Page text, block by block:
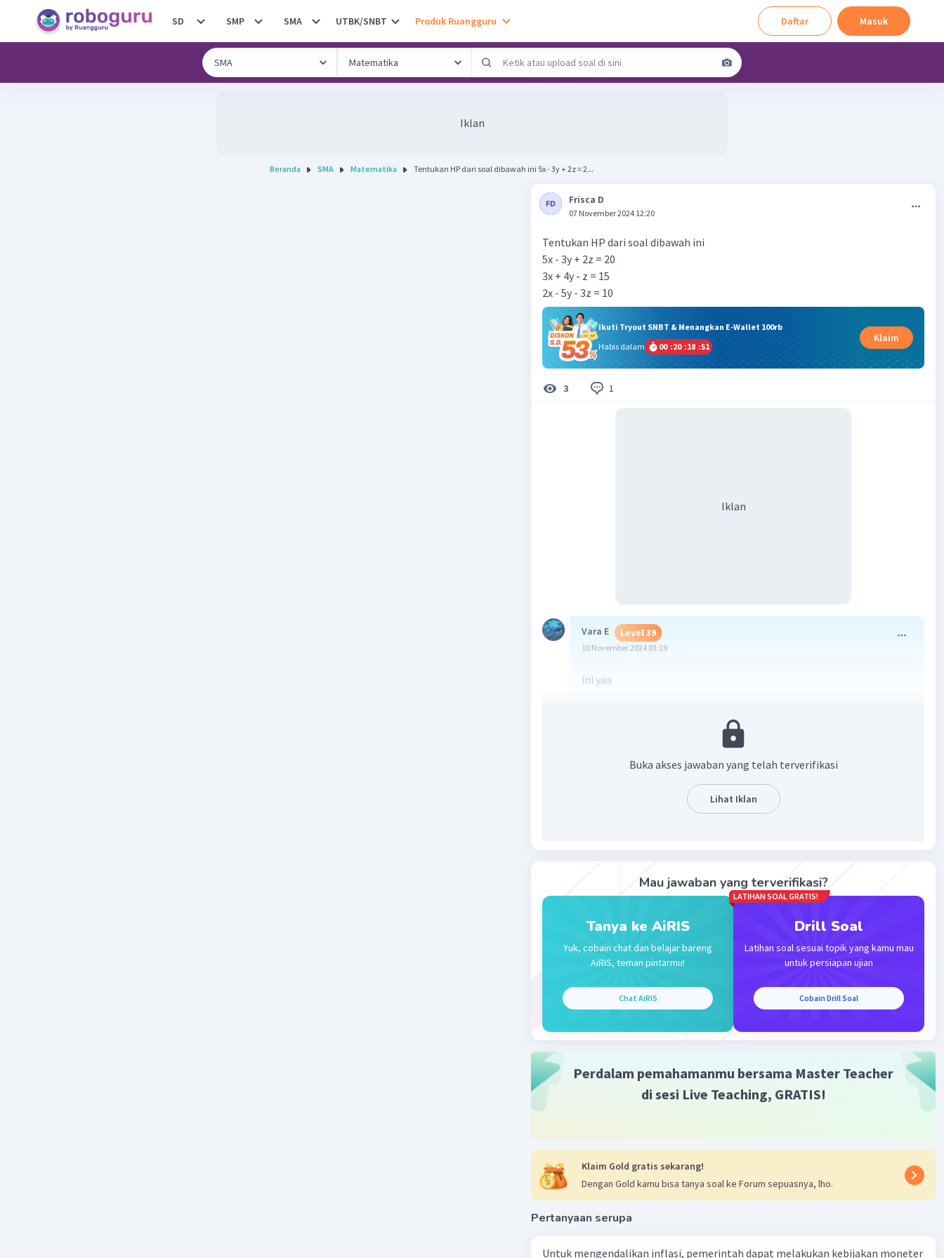
SD SMP SMA UTBK/SNBT Produk Ruangguru Daftar Masuk
Iklan
Beranda SMA Matematika Tentukan HP dari soal dibawah ini 5x - 3y + 2z = 2...
Frisca D
07 November 2024 12:20
Tentukan HP dari soal dibawah ini
5x - 3y + 2z = 20
3x + 4y - z = 15
2x - 5y - 3z = 10
Ikuti Tryout SNBT & Menangkan E-Wallet 100rb
Habis dalam
00 :20 :18 :51
Klaim
3 1
Iklan
Vara E Level 39
10 November 2024 03:19
ini yaa
Iklan
Buka akses jawaban yang telah terverifikasi
Lihat Iklan
Mau jawaban yang terverifikasi?
Tanya ke AiRIS
Yuk, cobain chat dan belajar bareng
AiRIS, teman pintarmu!
Chat AiRIS
LATIHAN SOAL GRATIS!
Drill Soal
Latihan soal sesuai topik yang kamu mau
untuk persiapan ujian
Cobain Drill Soal
Perdalam pemahamanmu bersama Master Teacher
di sesi Live Teaching, GRATIS!
Klaim Gold gratis sekarang!
Dengan Gold kamu bisa tanya soal ke Forum sepuasnya, lho.
Pertanyaan serupa
Untuk mengendalikan inflasi, pemerintah dapat melakukan kebijakan moneter